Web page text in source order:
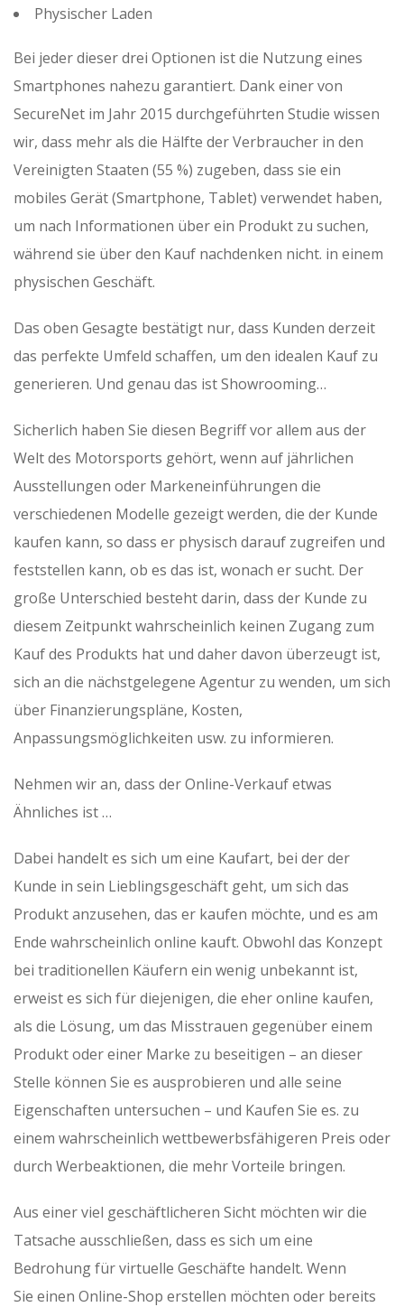
Physischer Laden
Bei jeder dieser drei Optionen ist die Nutzung eines
Smartphones nahezu garantiert. Dank einer von
SecureNet im Jahr 2015 durchgeführten Studie wissen
wir, dass mehr als die Hälfte der Verbraucher in den
Vereinigten Staaten (55 %) zugeben, dass sie ein
mobiles Gerät (Smartphone, Tablet) verwendet haben,
um nach Informationen über ein Produkt zu suchen,
während sie über den Kauf nachdenken nicht. in einem
physischen Geschäft.
Das oben Gesagte bestätigt nur, dass Kunden derzeit
das perfekte Umfeld schaffen, um den idealen Kauf zu
generieren. Und genau das ist Showrooming…
Sicherlich haben Sie diesen Begriff vor allem aus der
Welt des Motorsports gehört, wenn auf jährlichen
Ausstellungen oder Markeneinführungen die
verschiedenen Modelle gezeigt werden, die der Kunde
kaufen kann, so dass er physisch darauf zugreifen und
feststellen kann, ob es das ist, wonach er sucht. Der
große Unterschied besteht darin, dass der Kunde zu
diesem Zeitpunkt wahrscheinlich keinen Zugang zum
Kauf des Produkts hat und daher davon überzeugt ist,
sich an die nächstgelegene Agentur zu wenden, um sich
über Finanzierungspläne, Kosten,
Anpassungsmöglichkeiten usw. zu informieren.
Nehmen wir an, dass der Online-Verkauf etwas
Ähnliches ist …
Dabei handelt es sich um eine Kaufart, bei der der
Kunde in sein Lieblingsgeschäft geht, um sich das
Produkt anzusehen, das er kaufen möchte, und es am
Ende wahrscheinlich online kauft. Obwohl das Konzept
bei traditionellen Käufern ein wenig unbekannt ist,
erweist es sich für diejenigen, die eher online kaufen,
als die Lösung, um das Misstrauen gegenüber einem
Produkt oder einer Marke zu beseitigen – an dieser
Stelle können Sie es ausprobieren und alle seine
Eigenschaften untersuchen – und Kaufen Sie es. zu
einem wahrscheinlich wettbewerbsfähigeren Preis oder
durch Werbeaktionen, die mehr Vorteile bringen.
Aus einer viel geschäftlicheren Sicht möchten wir die
Tatsache ausschließen, dass es sich um eine
Bedrohung für virtuelle Geschäfte handelt. Wenn
Sie einen Online-Shop erstellen möchten oder bereits